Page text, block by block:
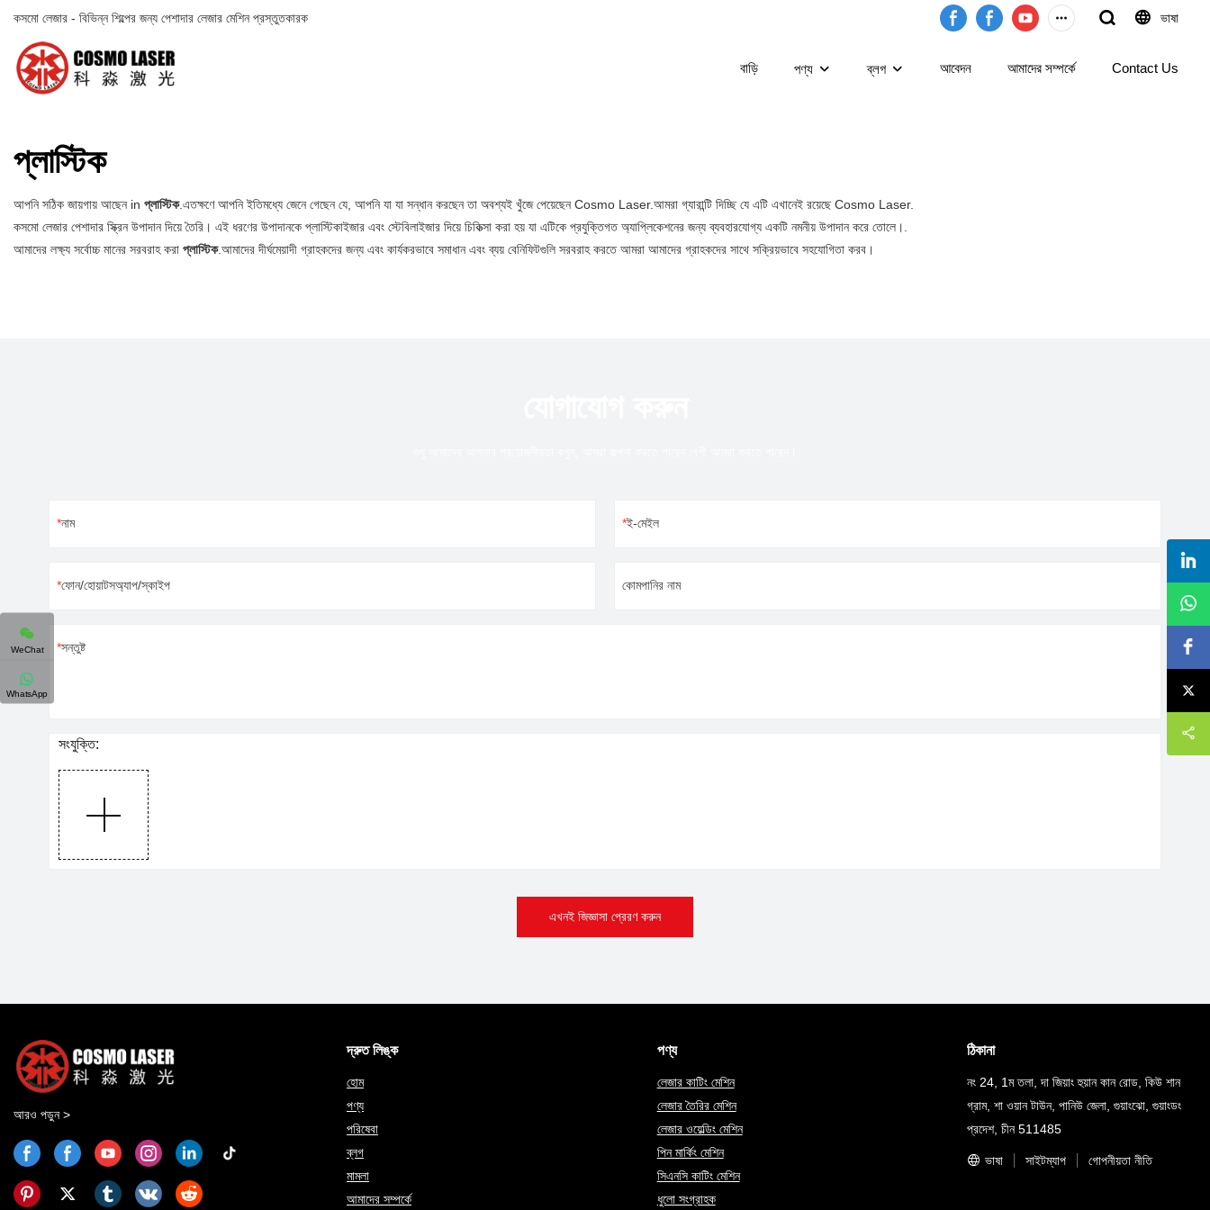
কসমো লেজার - বিভিন্ন শিল্পের জন্য পেশাদার লেজার মেশিন প্রস্তুতকারক ভাষা
বাড়ি পণ্য ব্লগ আবেদন আমাদের সম্পর্কে Contact Us
প্লাস্টিক
আপনি সঠিক জায়গায় আছেন in প্লাস্টিক.এতক্ষণে আপনি ইতিমধ্যে জেনে গেছেন যে, আপনি যা যা সন্ধান করছেন তা অবশ্যই খুঁজে পেয়েছেন Cosmo Laser.আমরা গ্যারান্টি দিচ্ছি যে এটি এখানেই রয়েছে Cosmo Laser.
কসমো লেজার পেশাদার স্ক্রিন উপাদান দিয়ে তৈরি। এই ধরণের উপাদানকে প্লাস্টিকাইজার এবং স্টেবিলাইজার দিয়ে চিকিত্সা করা হয় যা এটিকে প্রযুক্তিগত অ্যাপ্লিকেশনের জন্য ব্যবহারযোগ্য একটি নমনীয় উপাদান করে তোলে।.
আমাদের লক্ষ্য সর্বোচ্চ মানের সরবরাহ করা প্লাস্টিক.আমাদের দীর্ঘমেয়াদী গ্রাহকদের জন্য এবং কার্যকরভাবে সমাধান এবং ব্যয় বেনিফিটগুলি সরবরাহ করতে আমরা আমাদের গ্রাহকদের সাথে সক্রিয়ভাবে সহযোগিতা করব।
নাম ই-মেইল
ফোন/হোয়াটসঅ্যাপ/স্কাইপ কোমপানির নাম
সন্তুষ্ট
সংযুক্তি:
এখনই জিজ্ঞাসা প্রেরণ করুন
আরও পড়ুন >
দ্রুত লিঙ্ক
হোম
পণ্য
পরিষেবা
ব্লগ
মামলা
আমাদের সম্পর্কে
পণ্য
লেজার কাটিং মেশিন
লেজার তৈরির মেশিন
লেজার ওয়েল্ডিং মেশিন
পিন মার্কিং মেশিন
সিএনসি কাটিং মেশিন
ধুলো সংগ্রাহক
ঠিকানা
নং 24, 1ম তলা, দা জিয়াং হুয়ান কান রোড, কিউ শান
গ্রাম, শা ওয়ান টাউন, পানিউ জেলা, গুয়াংঝো, গুয়াংডং
প্রদেশ, চীন 511485
ভাষা সাইটম্যাপ গোপনীয়তা নীতি
WeChat
WhatsApp